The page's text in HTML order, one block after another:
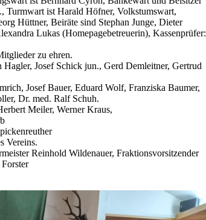
Turmwart ist Harald Höfner, Volkstumswart,
Hüttner, Beiräte sind Stephan Junge, Dieter
Lukas (Homepagebetreuerin), Kassenprüfer:
zu ehren.
Josef Schick jun., Gerd Demleitner, Gertrud
Josef Bauer, Eduard Wolf, Franziska Baumer,
Dr. med. Ralf Schuh.
Meiler, Werner Kraus,
Vereins.
Reinhold Wildenauer, Fraktionsvorsitzender